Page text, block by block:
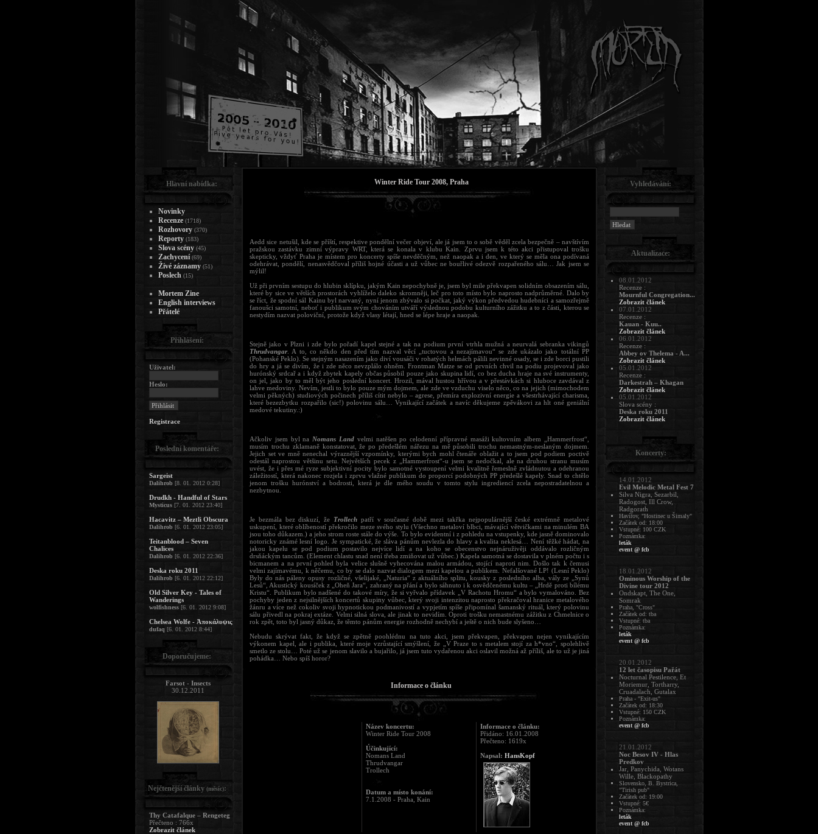
Winter Ride Tour 2008, Praha
Aedd sice netušil, kde se příští, respektive pondělní večer objeví, ale já jsem to o sobě věděl zcela bezpečně – navštívím
pražskou zastávku zimní výpravy WRT, která se konala v klubu Kain. Zprvu jsem k této akci přistupoval trošku
skepticky, vždyť Praha je místem pro koncerty spíše nevděčným, než naopak a i den, ve který se měla ona podívaná
odehrávat, pondělí, nenasvědčoval příliš hojné účasti a už vůbec ne bouřlivé odezvě rozpařeného sálu… Jak jsem se
mýlil!
Už při prvním sestupu do hlubin sklípku, jakým Kain nepochybně je, jsem byl mile překvapen solidním obsazením sálu,
které by sice ve větších prostorách vyhlíželo daleko skromněji, leč pro toto místo bylo naprosto nadprůměrné. Dalo by
se říct, že spodní sál Kainu byl narvaný, nyní jenom zbývalo si počkat, jaký výkon předvedou hudebníci a samozřejmě
fanoušci samotní, neboť i publikum svým chováním utváří výslednou podobu kulturního zážitku a to z části, kterou se
nestydím nazvat poloviční, protože když vlasy létají, hned se lépe hraje a naopak.
Stejně jako v Plzni i zde bylo pořadí kapel stejné a tak na podium první vtrhla mužná a neurvalá sebranka vikingů
Thrudvangar. A to, co někdo den před tím nazval věcí „tuctovou a nezajímavou“ se zde ukázalo jako totální PP
(Pohanské Peklo). Se stejným nasazením jako diví vousáči v rohatých helmách pálili nevinné osady, se i zde borci pustili
do hry a já se divím, že i zde něco nevzplálo ohněm. Frontman Matze se od prvních chvil na podiu projevoval jako
hurónský srdcař a i když zbytek kapely občas působil pouze jako skupina lidí, co bez ducha hraje na své instrumenty,
on jel, jako by to měl být jeho poslední koncert. Hrozil, mával hustou hřívou a v přestávkách si hluboce zavdával z
lahve medoviny. Nevím, jestli to bylo pouze mým dojmem, ale zde ve vzduchu viselo něco, co na jejich (mimochodem
velmi pěkných) studiových počinech příliš cítit nebylo – agrese, přemíra explozivní energie a všestrhávající charisma,
které bezezbytku rozpařilo (sic!) polovinu sálu… Vynikající začátek a navíc děkujeme zpěvákovi za hlt oné geniální
medové tekutiny.:)
Ačkoliv jsem byl na Nomans Landvelmi natěšen po celodenní přípravné masáži kultovním albem „Hammerfrost“,
musím trochu zklamaně konstatovat, že po předešlém nářezu na mě působili trochu nemastným-neslaným dojmem.
Jejich set ve mně nenechal výraznější vzpomínky, kterými bych mohl čtenáře oblažit a to jsem pod podiem poctivě
odestál naprostou většinu setu. Největších pecek z „Hammerfrost“-u jsem se nedočkal, ale na druhou stranu musím
uvést, že i přes mé ryze subjektivní pocity bylo samotné vystoupení velmi kvalitně řemeslně zvládnutou a odehranou
záležitostí, která nakonec rozjela i zprvu vlažné publikum do proporcí podobných PP předešlé kapely. Snad to chtělo
jenom trošku hurónství a bodrosti, která je dle mého soudu v tomto stylu ingrediencí zcela nepostradatelnou a
nezbytnou.
Je bezmála bez diskuzí, že Trollech patří v současné době mezi takřka nejpopulárnější české extrémně metalové
uskupení, které oblíbeností překročilo meze svého stylu (Všechno metaloví blbci, mávající větvičkami na minulém BA
jsou toho důkazem.) a jeho strom roste stále do výše. To bylo evidentní i z pohledu na vstupenky, kde jasně dominovalo
notoricky známé lesní logo. Je sympatické, že sláva pánům nevlezla do hlavy a kvalita neklesá… Není těžké hádat, na
jakou kapelu se pod podium postavilo nejvíce lidí a na koho se obecenstvo nejnáruživěji oddávalo rozličným
drsňáckým tancům. (Element chlastu snad není třeba zmiňovat už vůbec.) Kapela samotná se dostavila v plném počtu i s
bicmanem a na první pohled byla velice slušně vyhecována malou armádou, stojící naproti nim. Došlo tak k čemusi
velmi zajímavému, k něčemu, co by se dalo nazvat dialogem mezi kapelou a publikem. Nefalšované LP! (Lesní Peklo)
Byly do nás páleny opusy rozličné, všelijaké, „Naturia“ z aktuálního splitu, kousky z posledního alba, vály ze „Synů
Lesů“, Akustický kousíček z „Oheň Jara“, zahraný na přání a bylo sáhnuto i k osvědčenému kultu – „Hrdě proti bílému
Kristu“. Publikum bylo nadšené do takové míry, že si vyřvalo přídavek „V Rachotu Hromu“ a bylo vymalováno. Bez
pochyby jeden z nejsilnějších koncertů skupiny vůbec, který svoji intenzitou naprosto překračoval hranice metalového
žánru a více než cokoliv svoji hypnotickou podmanivostí a vypjetím spíše připomínal šamanský rituál, který polovinu
sálu přivedl na pokraj extáze. Velmi silná slova, ale jinak to nevidím. Oproti trošku nemastnému zážitku z Chmelnice o
rok zpět, toto byl jasný důkaz, že těmto pánům energie rozhodně nechybí a ještě o nich bude slyšeno…
Nebudu skrývat fakt, že když se zpětně poohlédnu na tuto akci, jsem překvapen, překvapen nejen vynikajícím
výkonem kapel, ale i publika, které moje vzrůstající smýšlení, že „V Praze to s metalem stojí za h*vno“, spolehlivě
smetlo ze stolu… Poté už se jenom slavilo a bujařilo, já jsem tuto vydařenou akci oslavil možná až příliš, ale to už je jiná
pohádka… Nebo spíš horor?
Informace o článku
Název koncertu:
Winter Ride Tour 2008
Účinkující:
Nomans Land
Thrudvangar
Trollech
Datum a místo konání:
7.1.2008 - Praha, Kain
Informace o článku:
Přidáno: 16.01.2008
Přečteno: 1619x
Napsal: HansKopf
Hlavní nabídka:
Novinky
Recenze (1718)
Rozhovory (370)
Reporty (183)
Slova scény (45)
Zachycení (69)
Živé záznamy (51)
Poslech (15)
Mortem Zine
English interviews
Přátelé
Přihlášení:
Uživatel:
Heslo:
Registrace
Poslední komentáře:
Sargeist
Dalihrob [8. 01. 2012 0:28]
Drudkh - Handful of Stars
Mysticus [7. 01. 2012 23:40]
Hacavitz – Meztli Obscura
Dalihrob [6. 01. 2012 23:05]
Teitanblood – Seven
Chalices
Dalihrob [6. 01. 2012 22:36]
Deska roku 2011
Dalihrob [6. 01. 2012 22:12]
Old Silver Key - Tales of
Wanderings
wolfishness [6. 01. 2012 9:08]
Chelsea Wolfe - Ἀποκάλυψις
dufaq [6. 01. 2012 8:44]
Doporučujeme:
Farsot - Insects
30.12.2011
Nejčtenější články (měsíc):
Thy Catafalque – Rengeteg
Přečteno : 766x
Zobrazit článek
Vyhledávání:
Aktualizace:
08.01.2012
Recenze :
Mournful Congregation...
Zobrazit článek
07.01.2012
Recenze :
Kauan - Kuu..
Zobrazit článek
06.01.2012
Recenze :
Abbey ov Thelema - A...
Zobrazit článek
05.01.2012
Recenze :
Darkestrah – Khagan
Zobrazit článek
05.01.2012
Slova scény :
Deska roku 2011
Zobrazit článek
Koncerty:
14.01.2012
Evil Melodic Metal Fest 7
Silva Nigra, Sezarbil,
Radogost, Ill Crow,
Radgorath
Havířov, "Hostinec u Šimaly"
Začátek od: 18:00
Vstupné: 100 CZK
Poznámka:
leták
event @ fcb
18.01.2012
Ominous Worship of the
Divine tour 2012
Ondskapt, The One,
Somrak
Praha, "Cross"
Začátek od: tba
Vstupné: tba
Poznámka:
leták
event @ fcb
20.01.2012
12 let časopisu Pařát
Nocturnal Pestilence, Et
Moriemur, Tortharry,
Cruadalach, Gutalax
Praha - "Exit-us"
Začátek od: 18:30
Vstupné: 150 CZK
Poznámka:
event @ fcb
21.01.2012
Noc Besov IV - Hlas
Predkov
Jar, Panychida, Wotans
Wille, Blackopathy
Slovensko, B. Bystrica,
"Tirish pub"
Začátek od: 19:00
Vstupné: 5€
Poznámka:
leták
event @ fcb